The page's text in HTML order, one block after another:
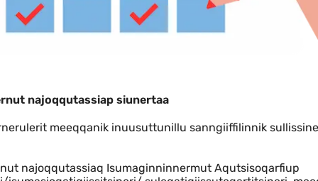
najoqqutassiap siunertaa
meeqqanik inuusuttunillu sanngiiffilinnik
najoqqutassiaq Isumaginninnermut Aqutsisoqarfiup